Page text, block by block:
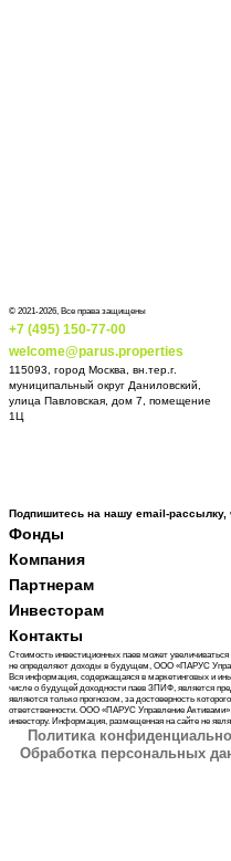
© 2021-2026, Все права защищены
+7 (495) 150-77-00
welcome@parus.properties
115093, город Москва, вн.тер.г.
муниципальный округ Даниловский,
улица Павловская, дом 7, помещение
1Ц
Подпишитесь на нашу email-
Фонды
Компания
Партнерам
Инвесторам
Контакты
Стоимость инвестиционных паев может
не определяют доходы в будущем, ООО «ПАРУС
Вся информация, содержащаяся в маркетинговых и
числе о будущей доходности паев ЗПИФ, является
являются только прогнозом, за достоверность
ответственности. ООО «ПАРУС Управление Активами»
инвестору. Информация, размещенная на сайте не
Политика
Обработка персональных